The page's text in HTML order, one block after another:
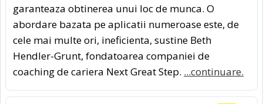
garanteaza obtinerea unui loc de munca. O
abordare bazata pe aplicatii numeroase este, de
cele mai multe ori, ineficienta, sustine Beth
Hendler-Grunt, fondatoarea companiei de
coaching de cariera Next Great Step. ...continuare.